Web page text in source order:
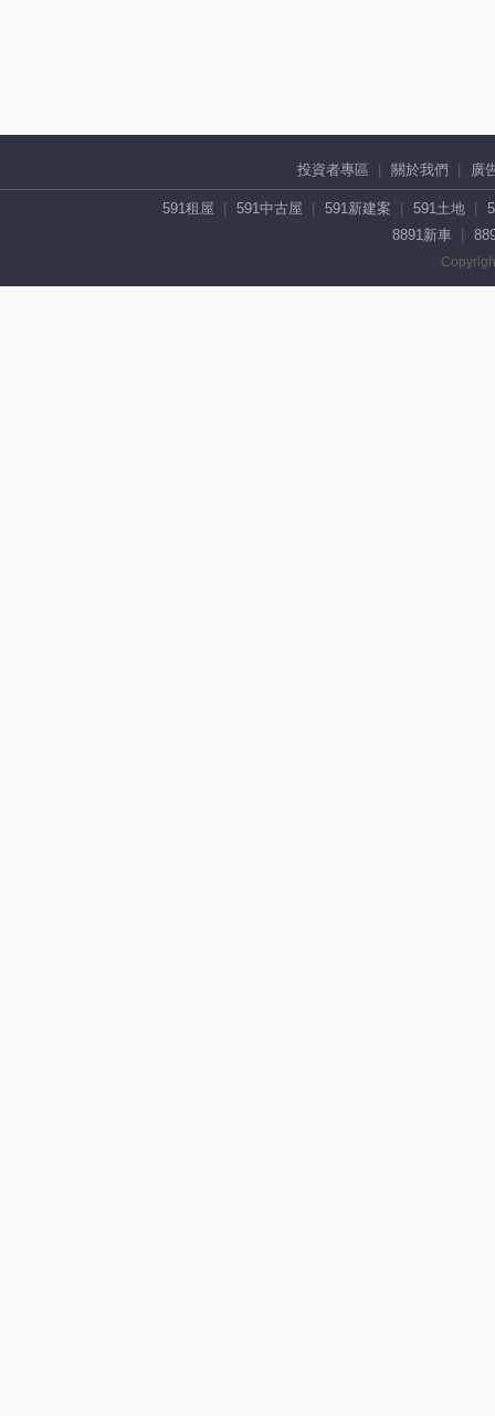
投資者專區 關於我們 廣
591租屋 591中古屋 591新建案 591土地
8891新車